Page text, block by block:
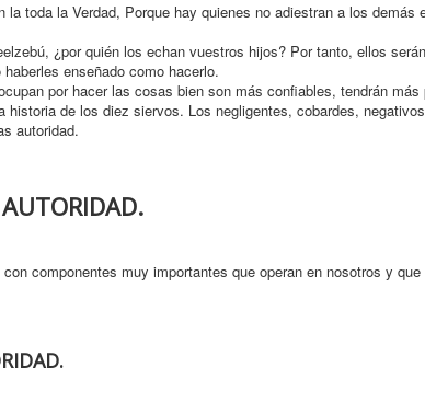
la toda la Verdad, Porque hay quienes no adiestran a los
¿por quién los echan vuestros hijos? Por tanto, ellos
enseñado como hacerlo.
por hacer las cosas bien son más confiables, tendrán
historia de los diez siervos. Los negligentes, cobardes,
autoridad.
componentes muy importantes que operan en nosotros y